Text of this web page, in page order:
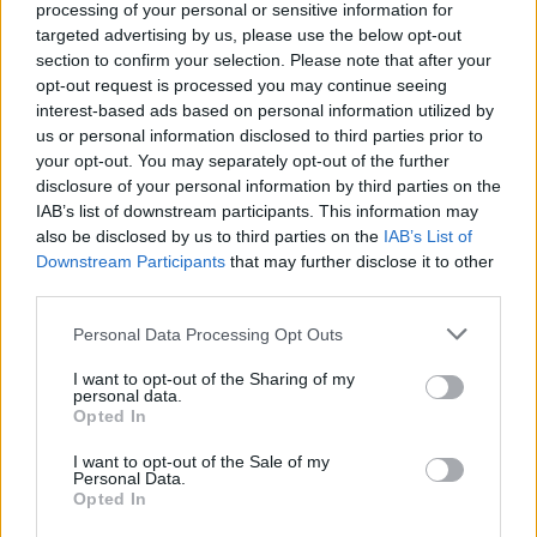
processing of your personal or sensitive information for
targeted advertising by us, please use the below opt-out
section to confirm your selection. Please note that after your
opt-out request is processed you may continue seeing
interest-based ads based on personal information utilized by
us or personal information disclosed to third parties prior to
your opt-out. You may separately opt-out of the further
disclosure of your personal information by third parties on the
IAB’s list of downstream participants. This information may
also be disclosed by us to third parties on the IAB’s List of
Downstream Participants that may further disclose it to other
Please note that this website/app uses one or more Google
not limited to your visit or usage behaviour. You may click to
grant or deny consent to Google and its third-party tags to
use your data for below specified purposes in below Google
consent section.
Personal Data Processing Opt Outs
I want to opt-out of the Sharing of my
personal data.
Opted In
I want to opt-out of the Sale of my
Personal Data.
Opted In
Gallura, finti clienti svuotano le suite: furto da
50mila nel resort
Meteo Olbia 7 agosto, sole e caldo tornano
protagonisti
Test tunnel Olbia: rampe chiuse ancora fino a
fine agosto